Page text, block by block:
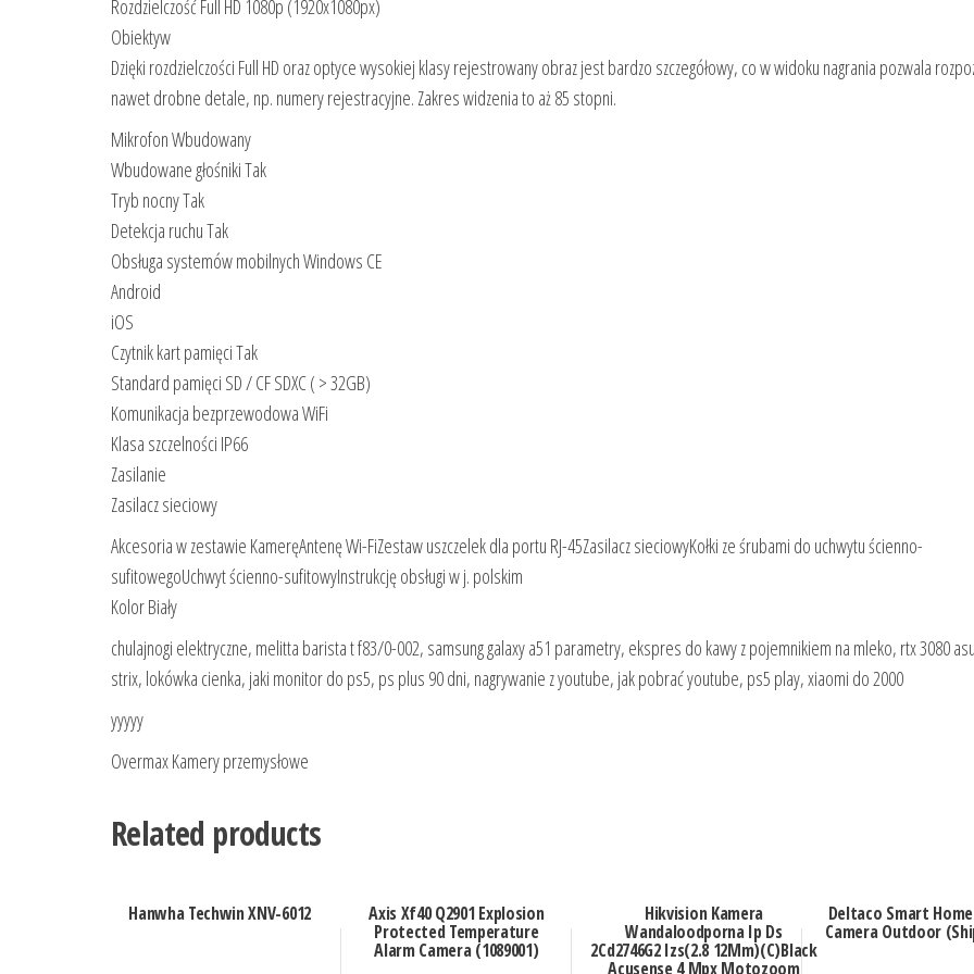
Rozdzielczość Full HD 1080p (1920x1080px)
Obiektyw
Dzięki rozdzielczości Full HD oraz optyce wysokiej klasy rejestrowany obraz jest bardzo szczegółowy, co w widoku nagrania pozwala
nawet drobne detale, np. numery rejestracyjne. Zakres widzenia to aż 85 stopni.
Mikrofon Wbudowany
Wbudowane głośniki Tak
Tryb nocny Tak
Detekcja ruchu Tak
Obsługa systemów mobilnych Windows CE
Android
iOS
Czytnik kart pamięci Tak
Standard pamięci SD / CF SDXC ( > 32GB)
Komunikacja bezprzewodowa WiFi
Klasa szczelności IP66
Zasilanie
Zasilacz sieciowy
Akcesoria w zestawie KameręAntenę Wi-FiZestaw uszczelek dla portu RJ-45Zasilacz sieciowyKołki ze śrubami do uchwytu ścienno-
sufitowegoUchwyt ścienno-sufitowyInstrukcję obsługi w j. polskim
Kolor Biały
chulajnogi elektryczne, melitta barista t f83/0-002, samsung galaxy a51 parametry, ekspres do kawy z pojemnikiem na mleko, rtx 3080
strix, lokówka cienka, jaki monitor do ps5, ps plus 90 dni, nagrywanie z youtube, jak pobrać youtube, ps5 play, xiaomi do 2000
yyyyy
Overmax Kamery przemysłowe
Related products
Hanwha Techwin XNV-6012 Axis Xf40 Q2901 Explosion
Protected Temperature
Alarm Camera (1089001)
Hikvision Kamera
Wandaloodporna Ip Ds
2Cd2746G2 Izs(2.8 12Mm)(C)Black
Acusense 4 Mpx Motozoom
Deltaco Smart
Camera Outdoor